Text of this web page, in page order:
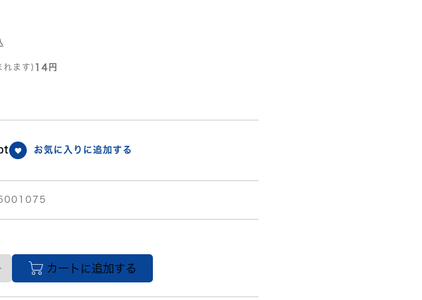
れます) 14円
お気に入りに追加する
カートに追加する